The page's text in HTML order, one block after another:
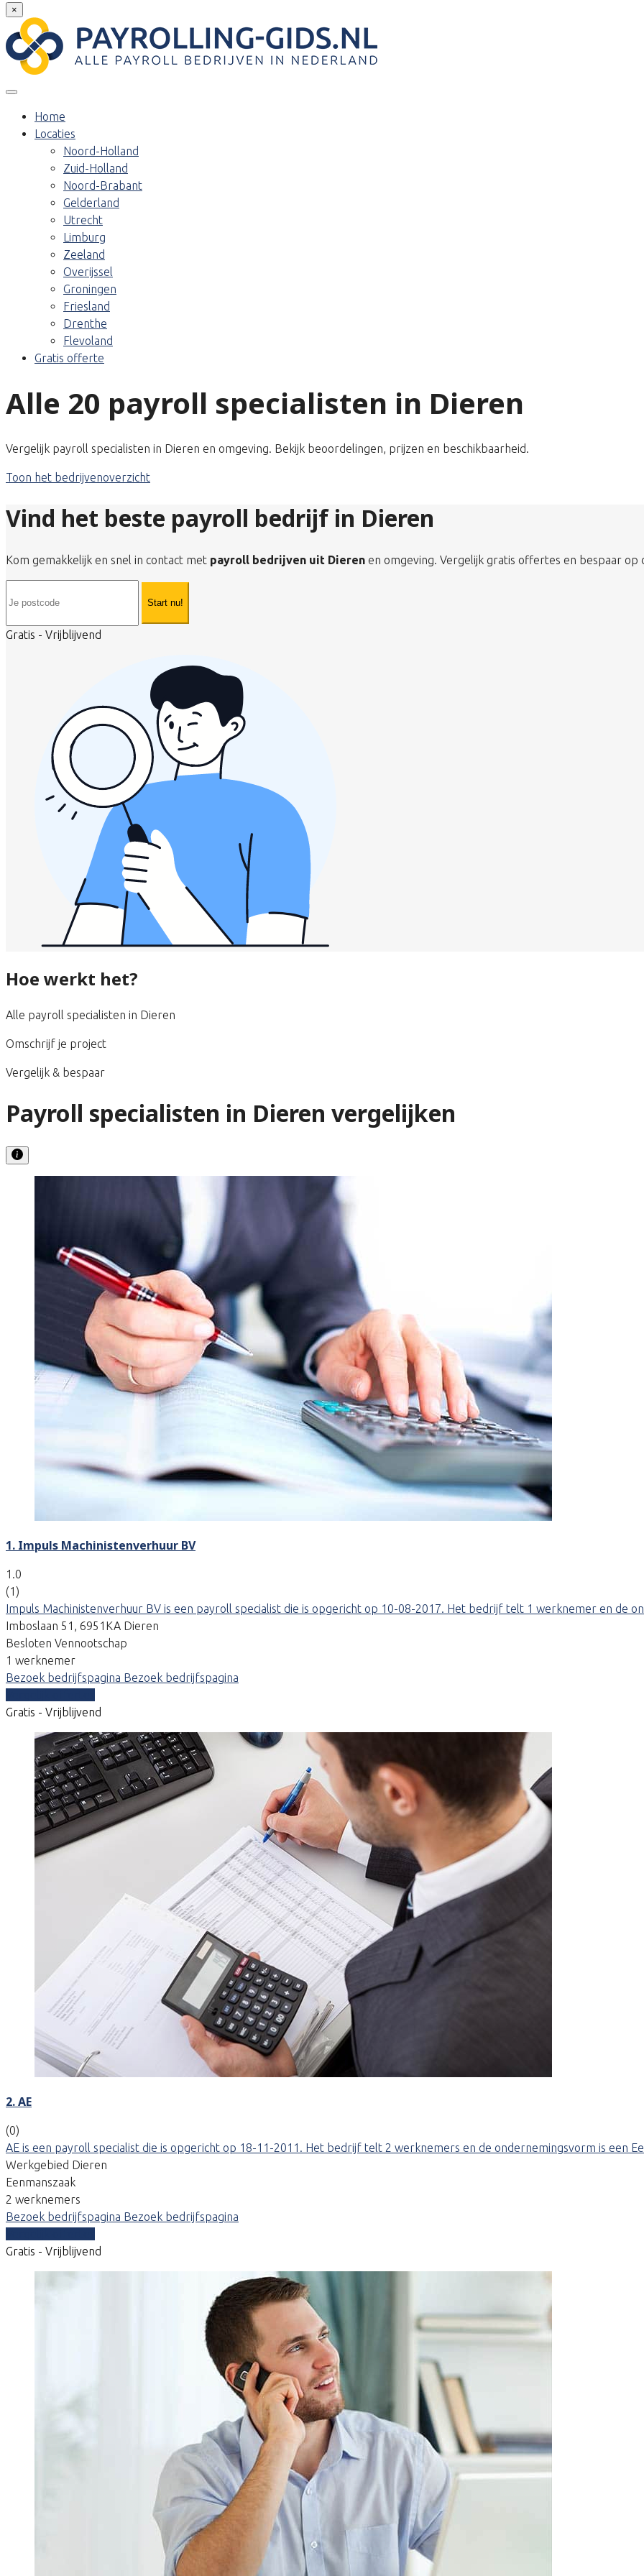
×
Home
Locaties
Noord-Holland
Zuid-Holland
Noord-Brabant
Gelderland
Utrecht
Limburg
Zeeland
Overijssel
Groningen
Friesland
Drenthe
Flevoland
Gratis offerte
Alle 20 payroll specialisten in Dieren
Vergelijk payroll specialisten in Dieren en omgeving. Bekijk beoordelingen, prijzen en beschikbaarheid.
Toon het bedrijvenoverzicht
Vind het beste payroll bedrijf in Dieren
Kom gemakkelijk en snel in contact met payroll bedrijven uit Dieren en omgeving. Vergelijk gratis offertes en bespaar
Start nu!
Gratis - Vrijblijvend
Hoe werkt het?
Alle payroll specialisten in Dieren
Omschrijf je project
Vergelijk & bespaar
Payroll specialisten in Dieren vergelijken
1. Impuls Machinistenverhuur BV
1.0
(1)
Impuls Machinistenverhuur BV is een payroll specialist die is opgericht op 10-08-2017. Het bedrijf telt 1 werknemer en de
Imboslaan 51, 6951KA Dieren
Besloten Vennootschap
1 werknemer
Bezoek bedrijfspagina Bezoek bedrijfspagina
Gratis - Vrijblijvend
2. AE
(0)
AE is een payroll specialist die is opgericht op 18-11-2011. Het bedrijf telt 2 werknemers en de ondernemingsvorm is een
Werkgebied Dieren
Eenmanszaak
2 werknemers
Bezoek bedrijfspagina Bezoek bedrijfspagina
Gratis - Vrijblijvend